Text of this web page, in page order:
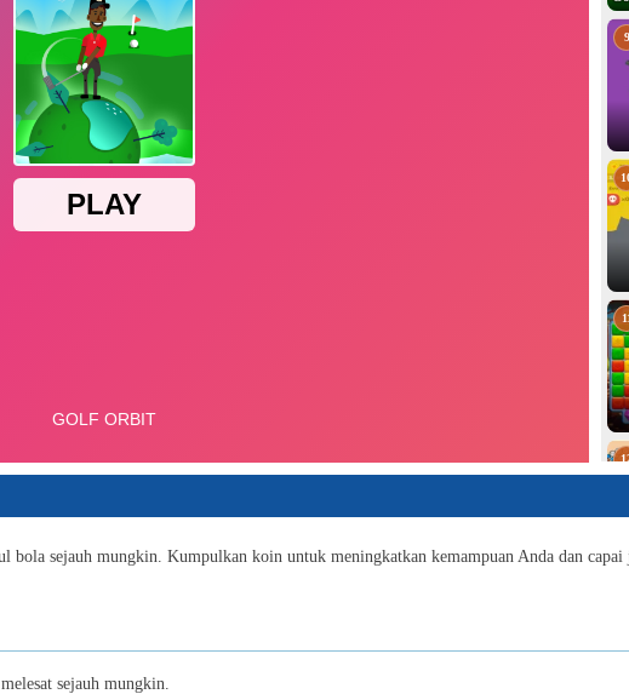
9
bola sejauh mungkin. Kumpulkan koin untuk meningkatkan kemampuan Anda dan capai
sejauh mungkin.